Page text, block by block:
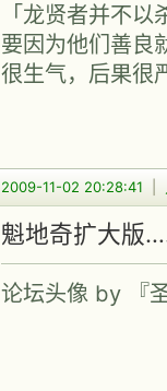
「龙贤者并不
要因为他们善良
很生气，后果很
2009-11-02 20:28:41
魁地奇扩大版
论坛头像 by 『